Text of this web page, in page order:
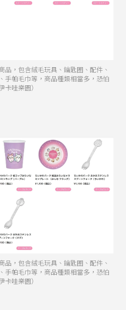
品，包含絨毛玩具、鑰匙圈、配件、
手帕毛巾等，商品種類相當多，恐怕
哇樂園）
品，包含絨毛玩具、鑰匙圈、配件、
手帕毛巾等，商品種類相當多，恐怕
哇樂園）